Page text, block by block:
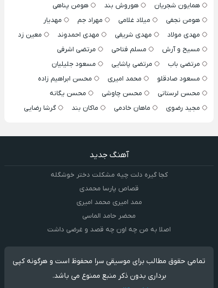
همایون شجریان
هوروش بند
هومن پناهی
هومن نجفی
میلاد غلامی مهراد جم
مهدیار
مهدی مولاد
مهدی شریفی مهدی احمدوند
معین زد
مسیح و آرش
مسلم فتاحی
مرتضی اشرفی
مرتضی باب
مرتضی پاشایی
مسعود جلیلیان
مسعود صادقلو
محمد امیری
محسن ابراهیم زاده
محسن لرستانی
محسن چاوشی
محسن یگانه
مجید رضوی
ماهان خادمی ماکان بند گرشا رضایی
آهنگ جدید
کجا گیره دلت چیه مشکلت دختر خوشگله
قصاص پارسا محمدی
ممد امیری محمد امیری
محضر حامد الماسی
اصلا به من چه اون چه قصد و غرضی داشت
تمامی حقوق مطالب برای موسیقی سرا محفوظ است و هرگونه کپی
برداری بدون ذکر منبع ممنوع می باشد.